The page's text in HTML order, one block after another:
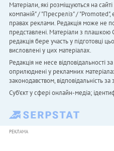
Матеріали, які розміщуються на
компаній" / "Пресреліз" /
правах реклами. Редакція може не
представлені. Матеріали з
редакція бере участь у підготовці
висловлені у цих матеріалах.
Редакція не несе відповідальності
оприлюднені у рекламних
законодавством, відповідальність
Cуб'єкт у сфері онлайн-медіа;
РЕКЛАМА